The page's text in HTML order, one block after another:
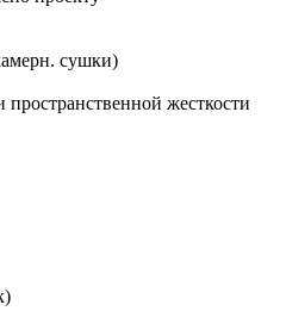
сушки)
пространственной жесткости